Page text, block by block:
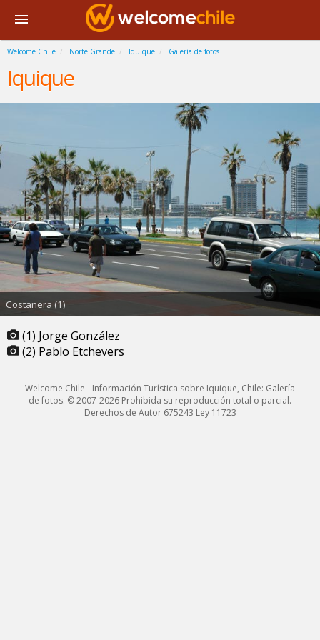
Welcome Chile Norte Grande Iquique Galería de fotos
Iquique
Costanera (1)
(1) Jorge González
(2) Pablo Etchevers
Welcome Chile - Información Turística sobre Iquique, Chile: Galería
de fotos. © 2007-2026 Prohibida su reproducción total o parcial.
Derechos de Autor 675243 Ley 11723